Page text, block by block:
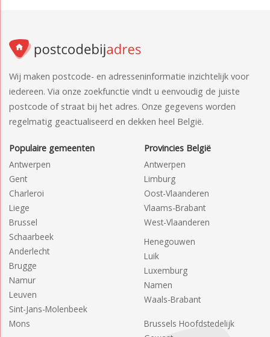
Wij maken postcode- en adresseninformatie inzichtelijk voor
iedereen. Via onze zoekfunctie vindt u eenvoudig de juiste
postcode of straat bij het adres. Onze gegevens worden
regelmatig geactualiseerd en dekken heel België.
Populaire gemeenten
Antwerpen
Gent
Charleroi
Liege
Brussel
Schaarbeek
Anderlecht
Brugge
Namur
Leuven
Sint-Jans-Molenbeek
Mons
Provincies België
Antwerpen
Limburg
Oost-Vlaanderen
Vlaams-Brabant
West-Vlaanderen
Henegouwen
Luik
Luxemburg
Namen
Waals-Brabant
Brussels Hoofdstedelijk